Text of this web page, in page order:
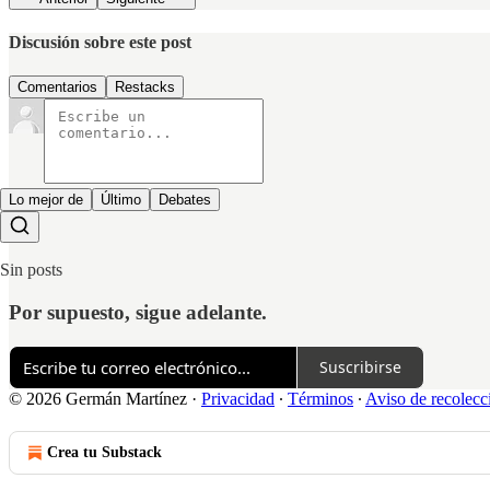
Discusión sobre este post
Comentarios Restacks
Lo mejor de Último Debates
Sin posts
Por supuesto, sigue adelante.
Suscribirse
© 2026 Germán Martínez · Privacidad ∙ Términos ∙ Aviso de
Crea tu Substack